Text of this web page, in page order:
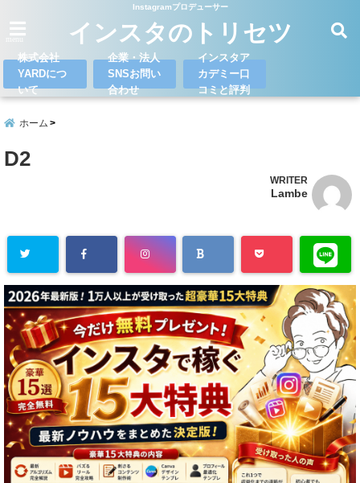
Instagramプロデューサー
インスタのトリセツ
株式会社
YARDにつ
いて
企業・法人
SNSお問い
合わせ
インスタア
カデミー口
コミと評判
ホーム
D2
WRITER
Lambe